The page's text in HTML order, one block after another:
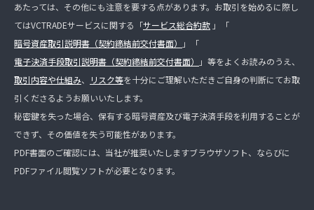
あたっては、その他にも注意を要する点があります。お取引を始めるに際し
てはVCTRADEサービスに関する「サービス総合約款 」「
暗号資産取引説明書（契約締結前交付書面）
」「
電子決済手段取引説明書（契約締結前交付書面）
」等をよくお読みのうえ、
取引内容や仕組み、 リスク等を十分にご理解いただきご自身の判断にてお取
引くださるようお願いいたします。
秘密鍵を失った場合、保有する暗号資産及び電子決済手段を利用することが
できず、その価値を失う可能性があります。
PDF書面のご確認には、当社が推奨いたしますブラウザソフト、ならびに
PDFファイル閲覧ソフトが必要となります。